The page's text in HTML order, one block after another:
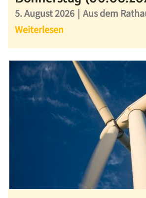
5. August 2026 | Aus dem
Weiterlesen